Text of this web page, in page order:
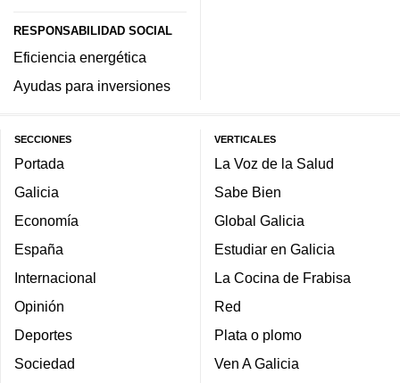
RESPONSABILIDAD SOCIAL
Eficiencia energética
Ayudas para inversiones
SECCIONES
Portada
Galicia
Economía
España
Internacional
Opinión
Deportes
Sociedad
VERTICALES
La Voz de la Salud
Sabe Bien
Global Galicia
Estudiar en Galicia
La Cocina de Frabisa
Red
Plata o plomo
Ven A Galicia